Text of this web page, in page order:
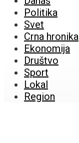
Politika
Svet
Crna hronika
Ekonomija
Društvo
Sport
Lokal
Region